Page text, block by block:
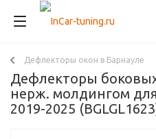
Дефлекторы окон в Барнауле
Дефлекторы
нерж. молдингом
2019-2025